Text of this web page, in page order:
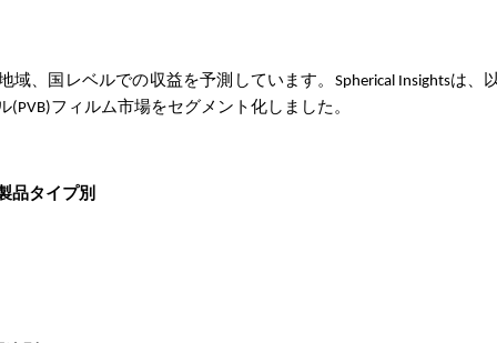
、国レベルでの収益を予測しています。Spherical Insightsは、
フィルム市場をセグメント化しました。
品タイプ別